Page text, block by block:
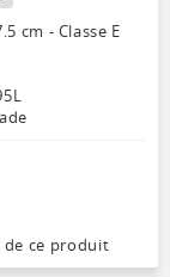
cm - Classe E
de ce produit